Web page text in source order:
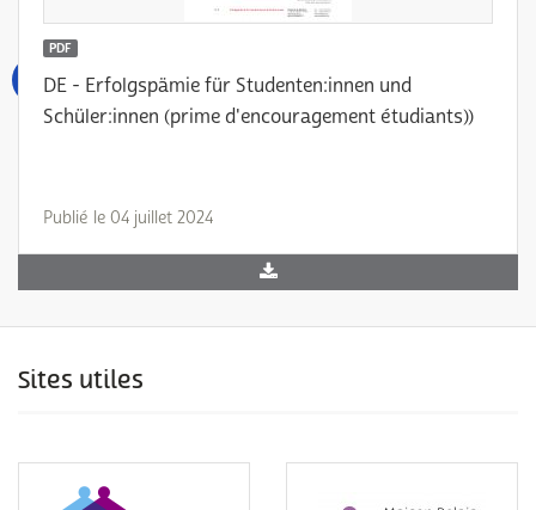
PDF
DE - Erfolgspämie für Studenten:innen und
Schüler:innen (prime d'encouragement étudiants))
Publié le 04 juillet 2024
Sites utiles